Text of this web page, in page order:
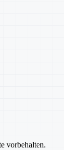
vorbehalten.